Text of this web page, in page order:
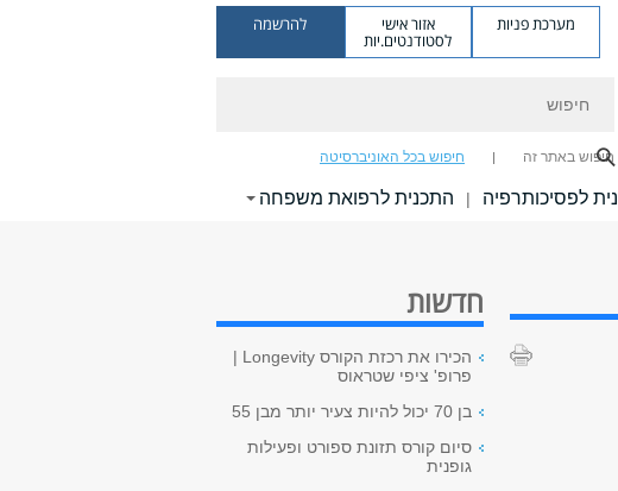
מערכת פניות אזור אישי
לסטודנטים.יות
להרשמה
חיפוש באתר זה חיפוש בכל האוניברסיטה
לפסיכותרפיה | התכנית לרפואת משפחה
חדשות
הכירו את רכזת הקורס Longevity |
פרופ' ציפי שטראוס
בן 70 יכול להיות צעיר יותר מבן 55
סיום קורס תזונת ספורט ופעילות
גופנית